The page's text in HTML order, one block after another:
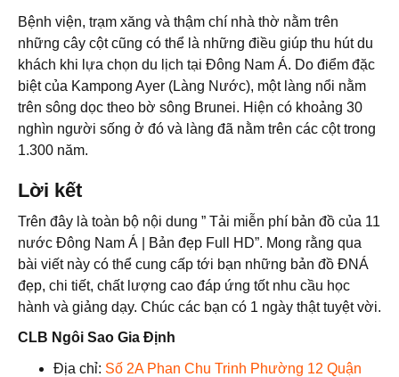
Bệnh viện, trạm xăng và thậm chí nhà thờ nằm trên
những cây cột cũng có thể là những điều giúp thu hút du
khách khi lựa chọn du lịch tại Đông Nam Á. Do điểm đặc
biệt của Kampong Ayer (Làng Nước), một làng nổi nằm
trên sông dọc theo bờ sông Brunei. Hiện có khoảng 30
nghìn người sống ở đó và làng đã nằm trên các cột trong
1.300 năm.
Lời kết
Trên đây là toàn bộ nội dung ” Tải miễn phí bản đồ của 11
nước Đông Nam Á | Bản đẹp Full HD”. Mong rằng qua
bài viết này có thể cung cấp tới bạn những bản đồ ĐNÁ
đẹp, chi tiết, chất lượng cao đáp ứng tốt nhu cầu học
hành và giảng dạy. Chúc các bạn có 1 ngày thật tuyệt vời.
CLB Ngôi Sao Gia Định
Địa chỉ: Số 2A Phan Chu Trinh Phường 12 Quận